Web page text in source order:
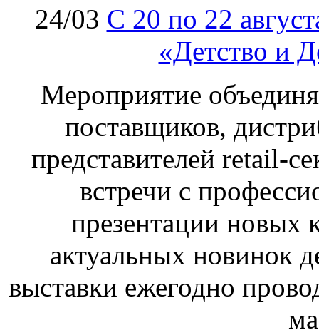
24/03 C 20 по 22
«Детство и
Мероприятие
поставщиков,
представителей retail-
встречи с
презентации новых
актуальных новинок
выставки ежегодно